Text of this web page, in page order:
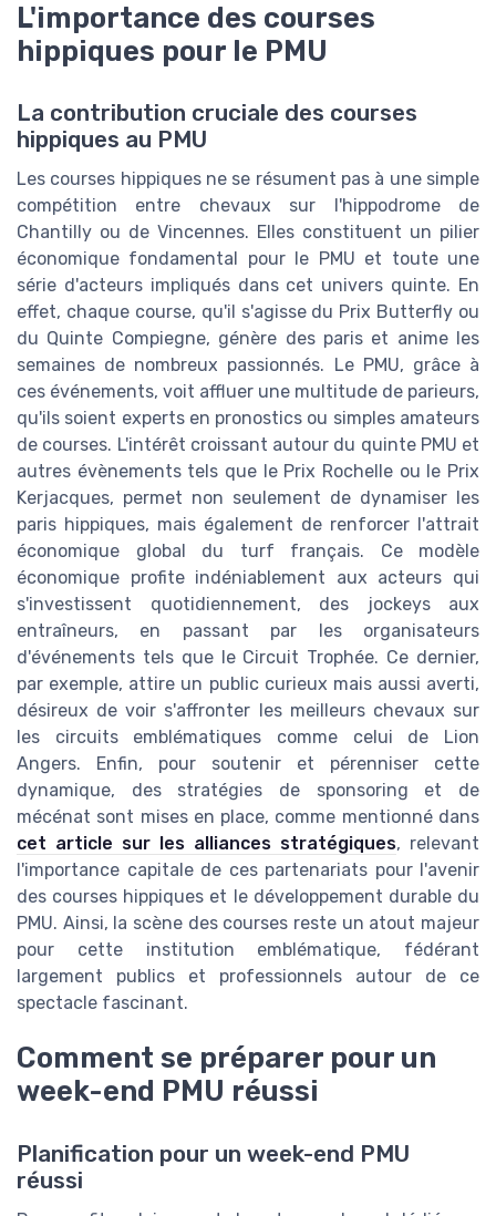
L'importance des courses
hippiques pour le PMU
La contribution cruciale des courses
hippiques au PMU
Les courses hippiques ne se résument pas à une simple
compétition entre chevaux sur l'hippodrome de
Chantilly ou de Vincennes. Elles constituent un pilier
économique fondamental pour le PMU et toute une
série d'acteurs impliqués dans cet univers quinte. En
effet, chaque course, qu'il s'agisse du Prix Butterfly ou
du Quinte Compiegne, génère des paris et anime les
semaines de nombreux passionnés. Le PMU, grâce à
ces événements, voit affluer une multitude de parieurs,
qu'ils soient experts en pronostics ou simples amateurs
de courses. L'intérêt croissant autour du quinte PMU et
autres évènements tels que le Prix Rochelle ou le Prix
Kerjacques, permet non seulement de dynamiser les
paris hippiques, mais également de renforcer l'attrait
économique global du turf français. Ce modèle
économique profite indéniablement aux acteurs qui
s'investissent quotidiennement, des jockeys aux
entraîneurs, en passant par les organisateurs
d'événements tels que le Circuit Trophée. Ce dernier,
par exemple, attire un public curieux mais aussi averti,
désireux de voir s'affronter les meilleurs chevaux sur
les circuits emblématiques comme celui de Lion
Angers. Enfin, pour soutenir et pérenniser cette
dynamique, des stratégies de sponsoring et de
mécénat sont mises en place, comme mentionné dans
cet article sur les alliances stratégiques, relevant
l'importance capitale de ces partenariats pour l'avenir
des courses hippiques et le développement durable du
PMU. Ainsi, la scène des courses reste un atout majeur
pour cette institution emblématique, fédérant
largement publics et professionnels autour de ce
spectacle fascinant.
Comment se préparer pour un
week-end PMU réussi
Planification pour un week-end PMU
réussi